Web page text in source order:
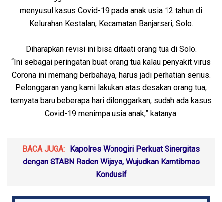
menyusul kasus Covid-19 pada anak usia 12 tahun di
Kelurahan Kestalan, Kecamatan Banjarsari, Solo.
Diharapkan revisi ini bisa ditaati orang tua di Solo.
“Ini sebagai peringatan buat orang tua kalau penyakit virus
Corona ini memang berbahaya, harus jadi perhatian serius.
Pelonggaran yang kami lakukan atas desakan orang tua,
ternyata baru beberapa hari dilonggarkan, sudah ada kasus
Covid-19 menimpa usia anak,” katanya.
BACA JUGA: Kapolres Wonogiri Perkuat Sinergitas
dengan STABN Raden Wijaya, Wujudkan Kamtibmas
Kondusif